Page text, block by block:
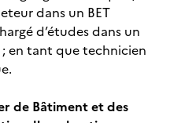
dans un BET
d’études dans un
en tant que technicien
de Bâtiment et des